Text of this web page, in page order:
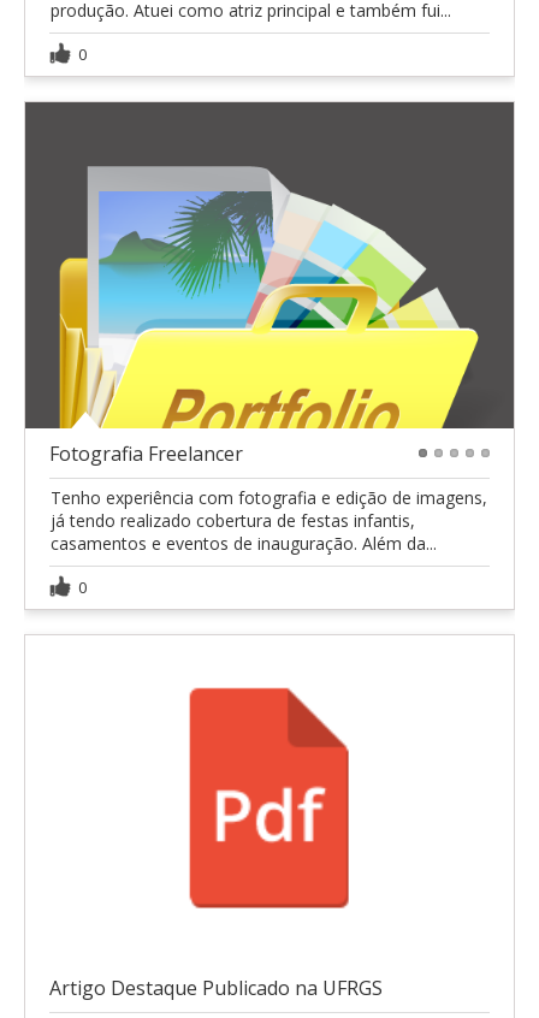
produção. Atuei como atriz principal e também fui...
0
Fotografia Freelancer
Tenho experiência com fotografia e edição de imagens,
já tendo realizado cobertura de festas infantis,
casamentos e eventos de inauguração. Além da...
0
Artigo Destaque Publicado na UFRGS